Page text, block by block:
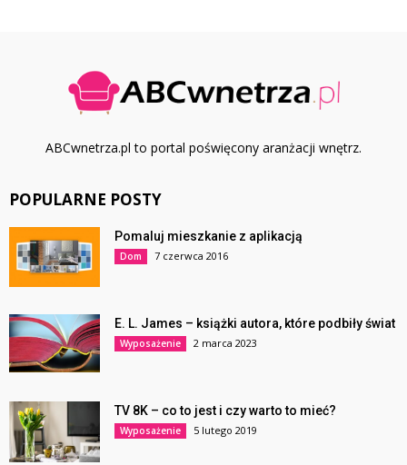
ABCwnetrza.pl to portal poświęcony aranżacji wnętrz.
POPULARNE POSTY
Pomaluj mieszkanie z aplikacją
Dom 7 czerwca 2016
E. L. James – książki autora, które podbiły świat
Wyposażenie 2 marca 2023
TV 8K – co to jest i czy warto to mieć?
Wyposażenie 5 lutego 2019